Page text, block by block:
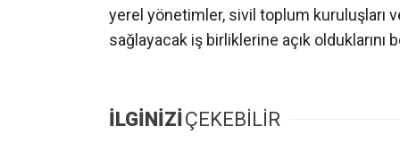
yerel yönetimler, sivil toplum kuruluşları
sağlayacak iş birliklerine açık olduklarını
İLGİNİZİÇEKEBİLİR